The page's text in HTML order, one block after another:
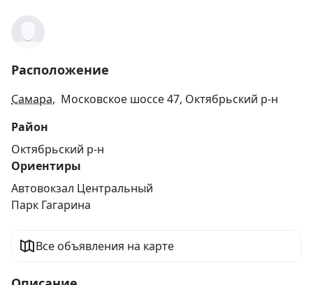
Расположение
Самара, Московское шоссе 47, Октябрьский р-н
Район
Октябрьский р-н
Ориентиры
Автовокзал Центральный
Парк Гагарина
Все объявления на карте